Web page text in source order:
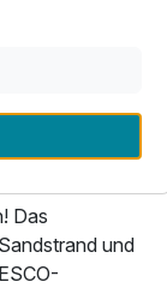
ab587,50 €
Bitte
der
werden.
Das
und